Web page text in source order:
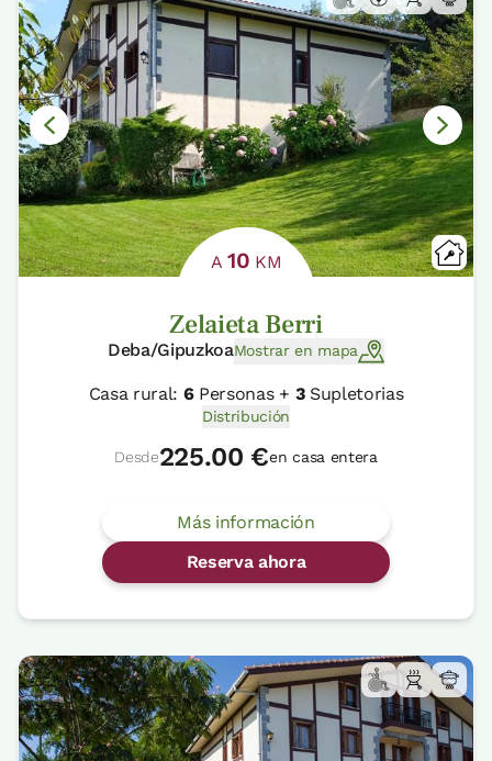
A 10 KM
Zelaieta Berri
Deba/GipuzkoaMostrar en mapa
Casa rural: 6Personas + 3Supletorias
Distribución
Desde225.00 €en casa entera
Más información
Reserva ahora